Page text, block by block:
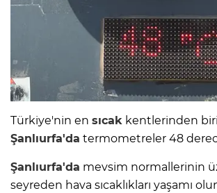
Türkiye'nin en sıcak kentlerinden
Şanlıurfa'da termometreler 48
Şanlıurfa'da mevsim normallerinin
seyreden hava sıcaklıkları yaşamı